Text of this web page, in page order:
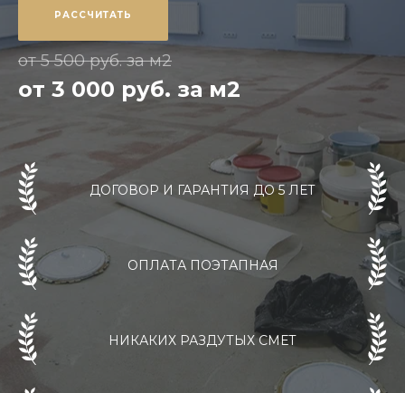
РАССЧИТАТЬ
от 5 500 руб. за м2
от 3 000 руб. за м2
ДОГОВОР И ГАРАНТИЯ ДО 5 ЛЕТ
ОПЛАТА ПОЭТАПНАЯ
НИКАКИХ РАЗДУТЫХ СМЕТ